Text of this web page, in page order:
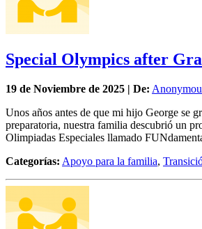
Special Olympics after
19 de Noviembre de 2025 | De:
Unos años antes de que mi hijo George se
preparatoria, nuestra familia descubrió un
Olimpiadas Especiales llamado
Categorías: Apoyo para la familia,